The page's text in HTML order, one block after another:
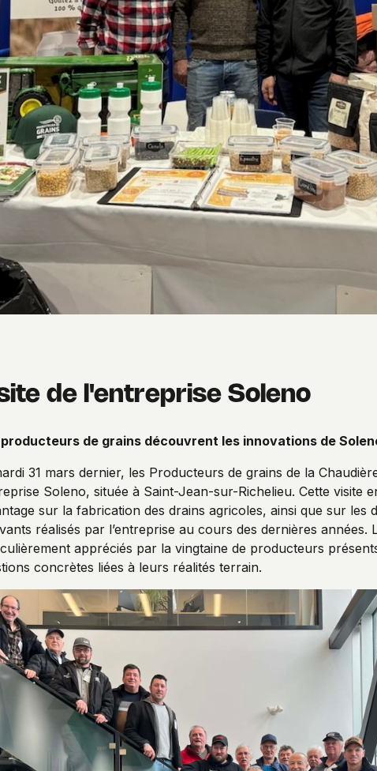
de l'entreprise Soleno
de grains découvrent les innovations de
31 mars dernier, les Producteurs de grains de la
Soleno, située à Saint-Jean-sur-Richelieu. Cette visite
sur la fabrication des drains agricoles, ainsi que sur
réalisés par l’entreprise au cours des dernières
appréciés par la vingtaine de producteurs
concrètes liées à leurs réalités terrain.